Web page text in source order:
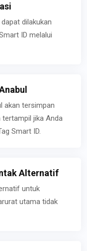
dilakukan
ID melalui
akan tersimpan
jika Anda
Smart ID.
Alternatif
untuk
utama tidak